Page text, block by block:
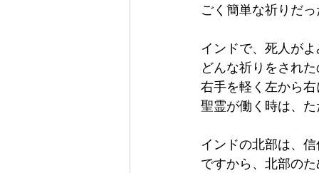
ごく簡単な祈りだ
インドで、死人が
どんな祈りをされ
右手を軽く左から
聖霊が働く時は、
インドの北部は、
ですから、北部の